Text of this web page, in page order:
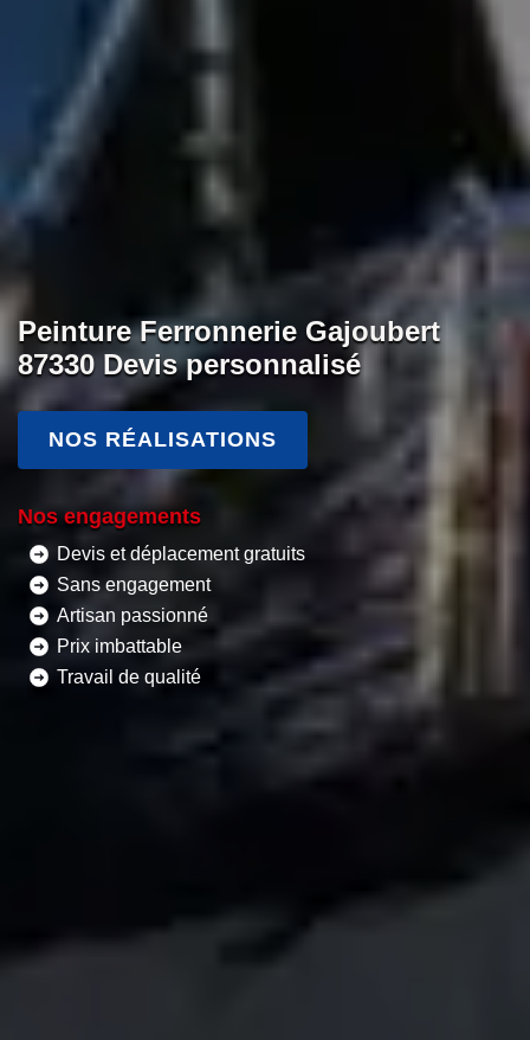
Peinture Ferronnerie Gajoubert
87330 Devis personnalisé
NOS RÉALISATIONS
Nos engagements
Devis et déplacement gratuits
Sans engagement
Artisan passionné
Prix imbattable
Travail de qualité